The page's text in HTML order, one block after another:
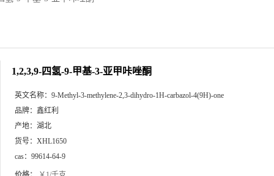
1,2,3,9-四氢-9-甲基-3-亚甲咔唑酮
英文名称： 9-Methyl-3-methylene-2,3-dihydro-1H-carbazol-4(9H)-one
品牌： 鑫红利
产地： 湖北
货号： XHL1650
cas： 99614-64-9